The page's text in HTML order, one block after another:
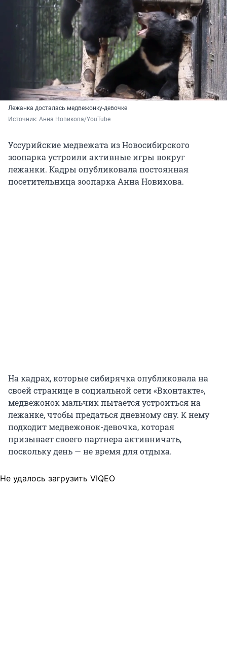
Лежанка досталась медвежонку-девочке
Источник: Анна Новикова/YouTube
Уссурийские медвежата из Новосибирского
зоопарка устроили активные игры вокруг
лежанки. Кадры опубликовала постоянная
посетительница зоопарка Анна Новикова.
На кадрах, которые сибирячка опубликовала на
своей странице в социальной сети «Вконтакте»,
медвежонок мальчик пытается устроиться на
лежанке, чтобы предаться дневному сну. К нему
подходит медвежонок-девочка, которая
призывает своего партнера активничать,
поскольку день — не время для отдыха.
Не удалось загрузить VIQEO